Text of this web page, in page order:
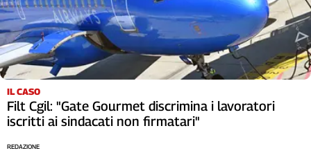
IL CASO
Filt Cgil: "Gate Gourmet discrimina i lavoratori
iscritti ai sindacati non firmatari"
REDAZIONE